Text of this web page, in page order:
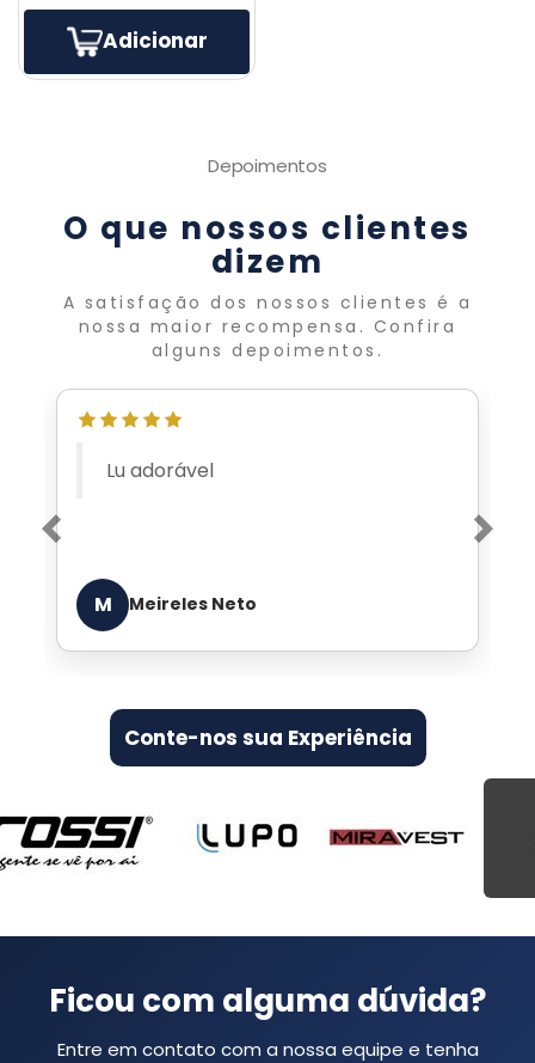
Adicionar
Depoimentos
O que nossos clientes
dizem
A satisfação dos nossos clientes é a
nossa maior recompensa. Confira
alguns depoimentos.
Atendimento VIP de quem
E Edgar de Arruda Lara
Previous
Conte-nos sua Experiência
Ficou com alguma dúvida?
Entre em contato com a nossa equipe e tenha